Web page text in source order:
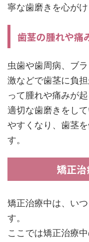
寧な歯磨きを心がけ
歯茎の腫れや痛
虫歯や歯周病、ブ
激などで歯茎に負
って腫れや痛みが
適切な歯磨きをし
やすくなり、歯茎
す。
矯正
矯正治療中は、い
す。
ここでは矯正治療